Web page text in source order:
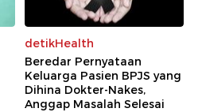
detikHealth
Beredar Pernyataan
Keluarga Pasien BPJS yang
Dihina Dokter-Nakes,
Anggap Masalah Selesai